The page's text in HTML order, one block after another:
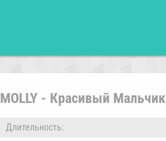
MOLLY - Красивый Мальчик
Длительность: